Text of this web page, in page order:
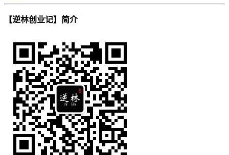
【逆林创业记】简介